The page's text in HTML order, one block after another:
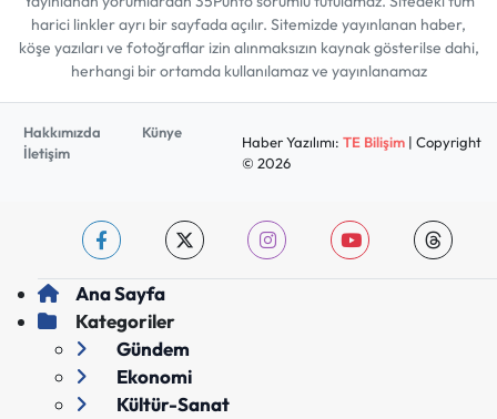
harici linkler ayrı bir sayfada açılır. Sitemizde yayınlanan haber,
köşe yazıları ve fotoğraflar izin alınmaksızın kaynak gösterilse dahi,
herhangi bir ortamda kullanılamaz ve yayınlanamaz
Hakkımızda
Künye
İletişim
Haber Yazılımı: TE Bilişim| Copyright
© 2026
Ana Sayfa
Kategoriler
Gündem
Ekonomi
Kültür-Sanat